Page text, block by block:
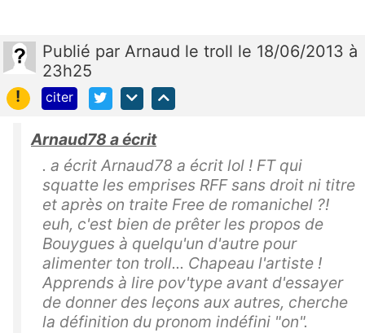
Publié par Arnaud le troll le 18/06/2013 à
23h25
!
citer
Arnaud78 a écrit
. a écrit Arnaud78 a écrit lol ! FT qui
squatte les emprises RFF sans droit ni titre
et après on traite Free de romanichel ?!
euh, c'est bien de prêter les propos de
Bouygues à quelqu'un d'autre pour
alimenter ton troll... Chapeau l'artiste !
Apprends à lire pov'type avant d'essayer
de donner des leçons aux autres, cherche
la définition du pronom indéfini "on".